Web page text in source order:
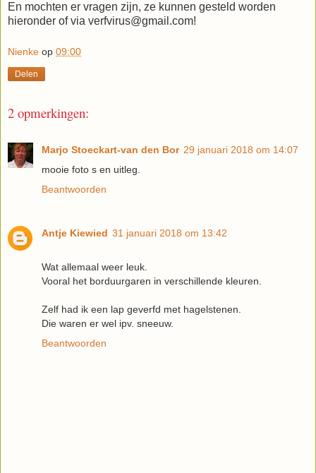
En mochten er vragen zijn, ze kunnen gesteld worden
hieronder of via verfvirus@gmail.com!
Nienke op 09:00
Delen
2 opmerkingen:
Marjo Stoeckart-van den Bor 29 januari 2018 om 14:07
mooie foto s en uitleg.
Beantwoorden
Antje Kiewied 31 januari 2018 om 13:42
Wat allemaal weer leuk.
Vooral het borduurgaren in verschillende kleuren.
Zelf had ik een lap geverfd met hagelstenen.
Die waren er wel ipv. sneeuw.
Beantwoorden